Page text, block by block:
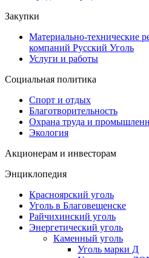
Закупки
Материально-технические
компаний Русский Уголь
Услуги и работы
Социальная политика
Спорт и отдых
Благотворительность
Охрана труда и
Экология
Акционерам и инвесторам
Энциклопедия
Красноярский уголь
Уголь в Благовещенске
Райчихинский уголь
Энергетический уголь
Каменный уголь
Уголь марки Д